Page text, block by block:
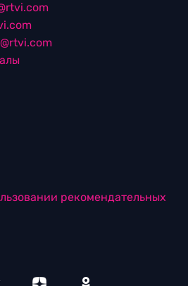
рекомендательных